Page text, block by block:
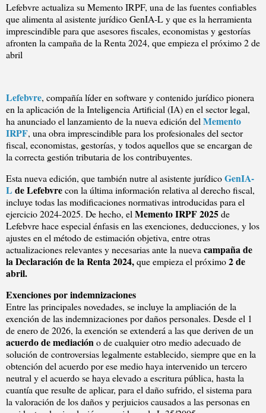
Lefebvre actualiza su Memento IRPF, una de las fuentes confiables
que alimenta al asistente jurídico GenIA-L y que es la herramienta
imprescindible para que asesores fiscales, economistas y gestorías
afronten la campaña de la Renta 2024, que empieza el próximo 2 de
abril
Lefebvre, compañía líder en software y contenido jurídico pionera
en la aplicación de la Inteligencia Artificial (IA) en el sector legal,
ha anunciado el lanzamiento de la nueva edición del Memento
IRPF, una obra imprescindible para los profesionales del sector
fiscal, economistas, gestorías, y todos aquellos que se encargan de
la correcta gestión tributaria de los contribuyentes.
Esta nueva edición, que también nutre al asistente jurídicoGenIA-
L de Lefebvrecon la última información relativa al derecho fiscal,
incluye todas las modificaciones normativas introducidas para el
ejercicio 2024-2025. De hecho, el Memento IRPF 2025de
Lefebvre hace especial énfasis en las exenciones, deducciones, y los
ajustes en el método de estimación objetiva, entre otras
actualizaciones relevantes y necesarias ante la nueva campaña de
la Declaración de la Renta 2024,que empieza el próximo2 de
abril.
Exenciones por indemnizaciones
Entre las principales novedades, se incluye la ampliación de la
exención de las indemnizaciones por daños personales. Desde el 1
de enero de 2026, la exención se extenderá a las que deriven de un
acuerdo de mediacióno de cualquier otro medio adecuado de
solución de controversias legalmente establecido, siempre que en la
obtención del acuerdo por ese medio haya intervenido un tercero
neutral y el acuerdo se haya elevado a escritura pública, hasta la
cuantía que resulte de aplicar, para el daño sufrido, el sistema para
la valoración de los daños y perjuicios causados a las personas en